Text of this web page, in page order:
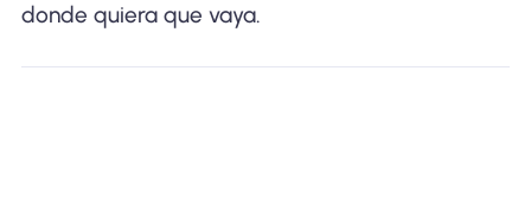
donde quiera que vaya.